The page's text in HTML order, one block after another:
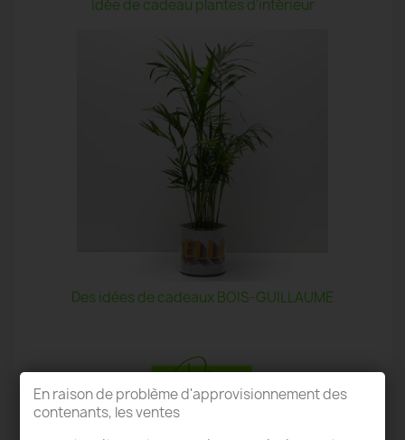
Idée de cadeau plantes d'intérieur
Des idées de cadeaux BOIS-GUILLAUME
En raison de problème d'approvisionnement des
contenants, les ventes